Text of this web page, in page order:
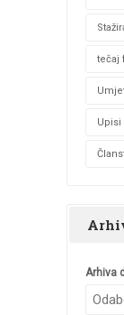
tečaj
Upisi
Arhiva